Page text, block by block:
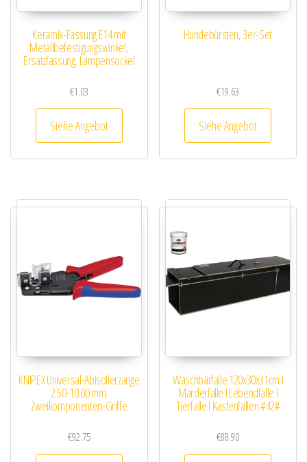
Keramik-Fassung E14 mit
Metallbefestigungswinkel,
Ersatzfassung, Lampensockel
€1.03
Siehe Angebot
Hundebürsten, 3er-Set
€19.63
Siehe Angebot
KNIPEX Universal-Abisolierzange
2.50-10.00 mm.
Zweikomponenten-Griffe
€92.75
Waschbärfalle 120x30x31cm I
Marderfalle I Lebendfalle I
Tierfalle I Kastenfallen #42#
€88.90